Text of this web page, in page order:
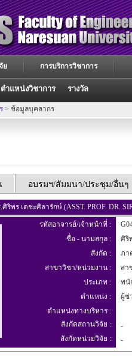
ตำแหน่งวิชาการ รางวัล
ย การบริการวิชาการ
> ข้อมูลบุคลากร
อบรมฯ/สัมมนา/ประชุม/อื่นๆ
พร เดชะศิลารักษ์ (ASST. PROF. DR.
รหัสอาจารย์/เจ้าหน้าที่ :
ชื่อ - นามสกุล :
ศิริ
สังกัด :
ภา
สาขาวิชา/หน่วยงาน :
สา
ประเภท :
พนั
ตำแหน่ง :
ผู้ช่
ตำแหน่งทางบริหาร :
สังกัดสถานวิจัย :
-
สังกัดหน่วยวิจัย :
-